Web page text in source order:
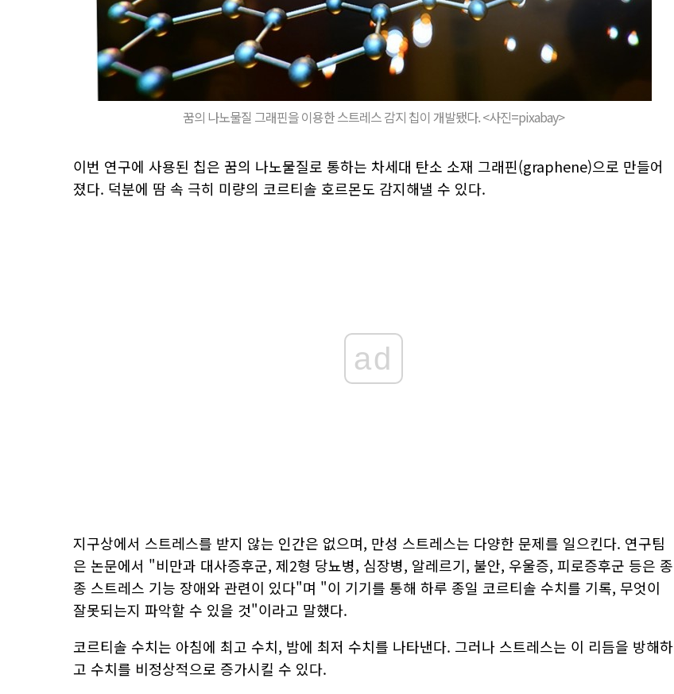
꿈의 나노물질 그래핀을 이용한 스트레스 감지 칩이 개발됐다. <사진=pixabay>
이번 연구에 사용된 칩은 꿈의 나노물질로 통하는 차세대 탄소 소재 그래핀(graphene)으로 만들어
졌다. 덕분에 땀 속 극히 미량의 코르티솔 호르몬도 감지해낼 수 있다.
ad
지구상에서 스트레스를 받지 않는 인간은 없으며, 만성 스트레스는 다양한 문제를 일으킨다. 연구팀
은 논문에서 "비만과 대사증후군, 제2형 당뇨병, 심장병, 알레르기, 불안, 우울증, 피로증후군 등은 종
종 스트레스 기능 장애와 관련이 있다"며 "이 기기를 통해 하루 종일 코르티솔 수치를 기록, 무엇이
잘못되는지 파악할 수 있을 것"이라고 말했다.
코르티솔 수치는 아침에 최고 수치, 밤에 최저 수치를 나타낸다. 그러나 스트레스는 이 리듬을 방해하
고 수치를 비정상적으로 증가시킬 수 있다.